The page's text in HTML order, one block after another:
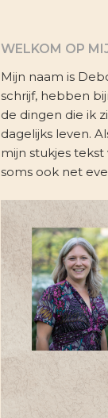
WELKOM OP
Mijn naam is
schrijf, hebben
de dingen die ik
dagelijks leven.
mijn stukjes
soms ook net